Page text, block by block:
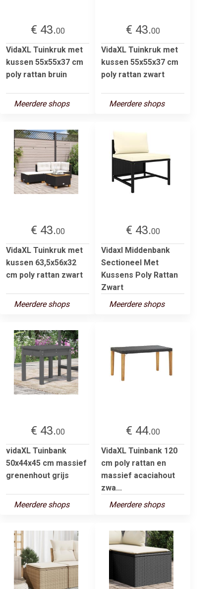
€ 43.00
VidaXL Tuinkruk met
kussen 55x55x37 cm
poly rattan bruin
Meerdere shops
€ 43.00
VidaXL Tuinkruk met
kussen 55x55x37 cm
poly rattan zwart
Meerdere shops
€ 43.00
VidaXL Tuinkruk met
kussen 63,5x56x32
cm poly rattan zwart
Meerdere shops
€ 43.00
Vidaxl Middenbank
Sectioneel Met
Kussens Poly Rattan
Zwart
Meerdere shops
€ 43.00
vidaXL Tuinbank
50x44x45 cm massief
grenenhout grijs
Meerdere shops
€ 44.00
VidaXL Tuinbank 120
cm poly rattan en
massief acaciahout
zwa...
Meerdere shops